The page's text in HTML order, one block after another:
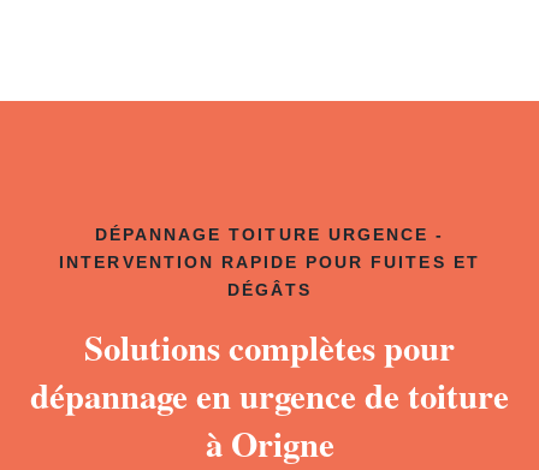
DÉPANNAGE TOITURE URGENCE -
INTERVENTION RAPIDE POUR FUITES ET
DÉGÂTS
Solutions complètes pour
dépannage en urgence de toiture
à Origne